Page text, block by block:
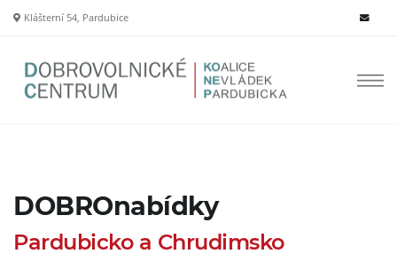
Klášterní 54, Pardubice
DOBROnabídky
Pardubicko a Chrudimsko